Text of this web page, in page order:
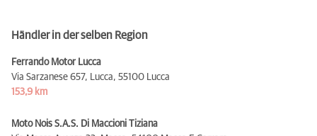
Händler in der selben Region
Ferrando Motor Lucca
Via Sarzanese 657, Lucca, 55100 Lucca
153,9 km
Moto Nois S.A.S. Di Maccioni Tiziana